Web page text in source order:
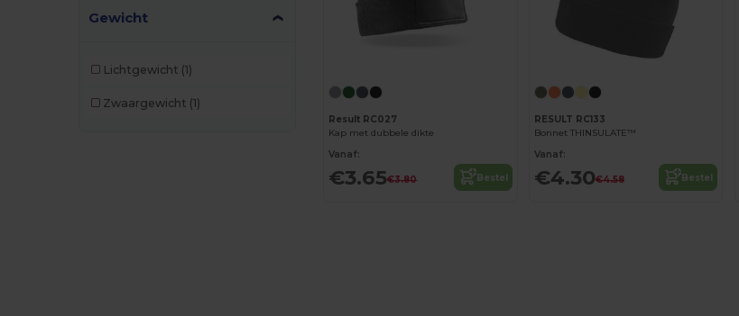
Gewicht
Lichtgewicht (1)
Zwaargewicht (1)
Result RC027
Kap met dubbele dikte
Vanaf:
€3.65€3.80 Bestel
RESULT RC133
Bonnet THINSULATE™
Vanaf:
€4.30€4.58 Bestel